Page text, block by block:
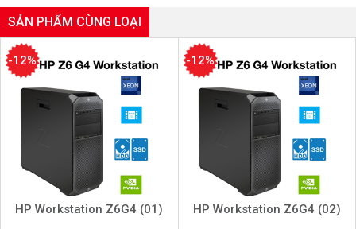
SẢN PHẨM CÙNG LOẠI
HP Workstation Z6G4 (01)
-12%
HP Workstation Z6G4 (02)
-12%